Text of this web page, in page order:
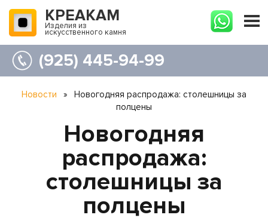
КРЕАКАМ
Изделия из
искусственного камня
(925) 445-94-99
Новости »
Новогодняя распродажа: столешницы за
полцены
Новогодняя
распродажа:
столешницы за
полцены